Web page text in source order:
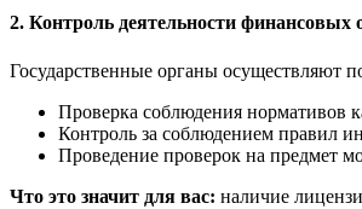
2. Контроль деятельности финансовых
Государственные органы осуществляют
Проверка соблюдения нормативов
Контроль за соблюдением правил
Проведение проверок на предмет
Что это значит для вас: наличие